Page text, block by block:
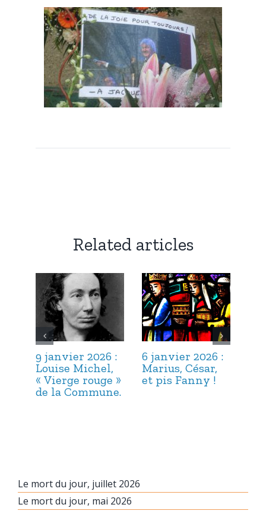
Related articles
9 janvier 2026 :
Louise Michel,
« Vierge rouge »
de la Commune.
6 janvier 2026 :
Marius, César,
et pis Fanny !
Le mort du jour, juillet 2026
Le mort du jour, mai 2026